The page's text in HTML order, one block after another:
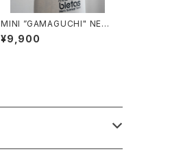
MINI ”GAMAGUCHI" NECK
STRAP/3046#1/ミニがま口
ネックストラップ
¥9,900